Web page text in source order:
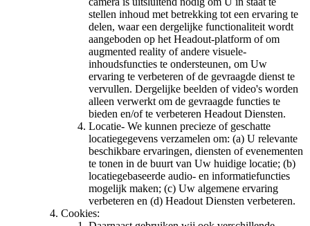
stellen inhoud met betrekking tot een ervaring te
delen, waar een dergelijke functionaliteit wordt
aangeboden op het Headout-platform of om
augmented reality of andere visuele-
inhoudsfuncties te ondersteunen, om Uw
ervaring te verbeteren of de gevraagde dienst te
vervullen. Dergelijke beelden of video's worden
alleen verwerkt om de gevraagde functies te
bieden en/of te verbeteren Headout Diensten.
Locatie- We kunnen precieze of geschatte
locatiegegevens verzamelen om: (a) U relevante
beschikbare ervaringen, diensten of evenementen
te tonen in de buurt van Uw huidige locatie; (b)
locatiegebaseerde audio- en informatiefuncties
mogelijk maken; (c) Uw algemene ervaring
verbeteren en (d) Headout Diensten verbeteren.
Cookies: